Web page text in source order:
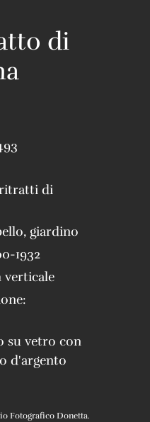
di
di
, giardino
1932
verticale
su vetro con
d'argento
Fotografico Donetta.